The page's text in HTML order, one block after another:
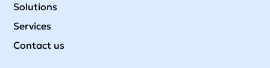
Solutions
Services
Contact us